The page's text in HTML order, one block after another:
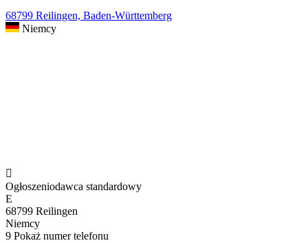
68799 Reilingen, Baden-Württemberg
Niemcy

Ogłoszeniodawca standardowy
E
68799 Reilingen
Niemcy
9 Pokaż numer telefonu